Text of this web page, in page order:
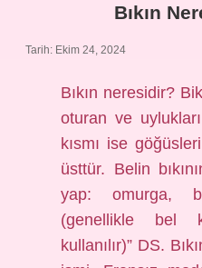
Bıkın
Tarih: Ekim 24, 2024
Bıkın neresidir?
oturan ve
kısmı ise
üsttür. Belin
yap: omurga,
(genellikle bel
kullanılır)” DS.